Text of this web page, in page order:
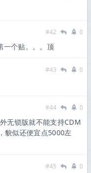
#42 0
一个贴。。。顶
#43 0
#44 0
无锁版就不能支持CDM
貌似还便宜点5000左
#45 0